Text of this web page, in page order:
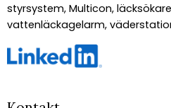
styrsystem, Multicon,
vattenläckagelarm,